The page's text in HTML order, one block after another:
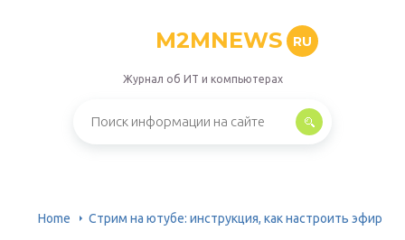
M2MNEWS RU
Журнал об ИТ и компьютерах
Home Стрим на ютубе: инструкция, как настроить эфир